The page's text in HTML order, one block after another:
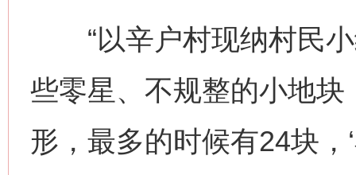
“以辛户村现纳村民小
些零星、不规整的小地
形，最多的时候有24块，